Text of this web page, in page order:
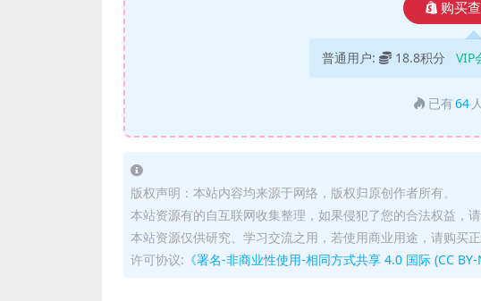
购买
普通用户: 18.8积分 VIP
已有64
版权声明：本站内容均来源于网络，版权归原创作者所有。
本站资源有的自互联网收集整理，如果侵犯了您的合法权益，
本站资源仅供研究、学习交流之用，若使用商业用途，请购买
许可协议: 《署名-非商业性使用-相同方式共享 4.0 国际 (CC BY-